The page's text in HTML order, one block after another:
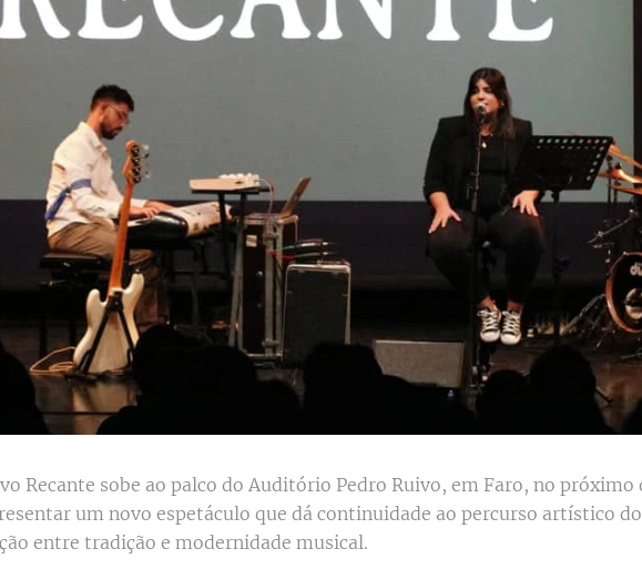
Recante sobe ao palco do Auditório Pedro Ruivo, em Faro, no próximo
um novo espetáculo que dá continuidade ao percurso artístico
entre tradição e modernidade musical.